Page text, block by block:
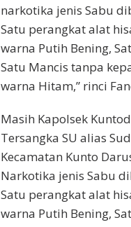
narkotika jenis Sabu
Satu perangkat alat
warna Putih Bening,
Satu Mancis tanpa
warna Hitam,” rinci
Masih Kapolsek
Tersangka SU alias
Kecamatan Kunto
Narkotika jenis Sabu
Satu perangkat alat
warna Putih Bening,